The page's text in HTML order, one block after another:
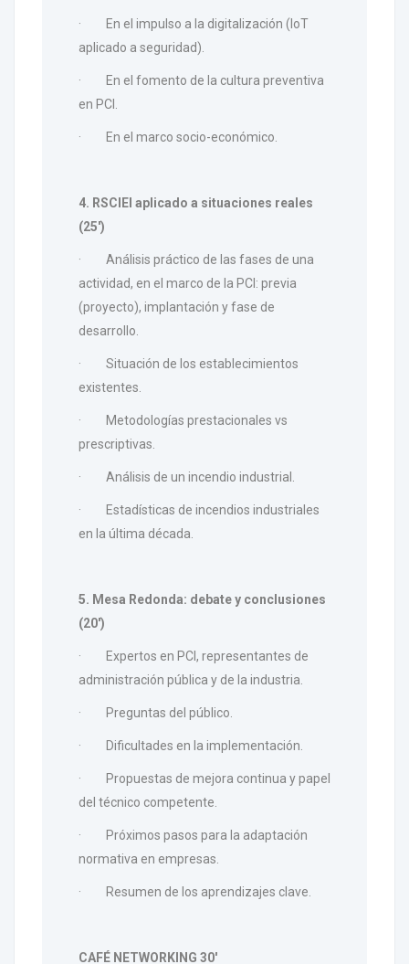
· En el impulso a la digitalización (IoT
aplicado a seguridad).
· En el fomento de la cultura preventiva
en PCI.
· En el marco socio-económico.
4. RSCIEI aplicado a situaciones reales
(25')
· Análisis práctico de las fases de una
actividad, en el marco de la PCI: previa
(proyecto), implantación y fase de
desarrollo.
· Situación de los establecimientos
existentes.
· Metodologías prestacionales vs
prescriptivas.
· Análisis de un incendio industrial.
· Estadísticas de incendios industriales
en la última década.
5. Mesa Redonda: debate y conclusiones
(20')
· Expertos en PCI, representantes de
administración pública y de la industria.
· Preguntas del público.
· Dificultades en la implementación.
· Propuestas de mejora continua y papel
del técnico competente.
· Próximos pasos para la adaptación
normativa en empresas.
· Resumen de los aprendizajes clave.
CAFÉ NETWORKING 30'